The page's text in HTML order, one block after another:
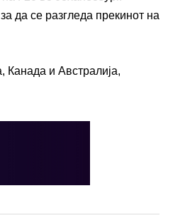
да се разгледа прекинот на
Канада и Австралија,